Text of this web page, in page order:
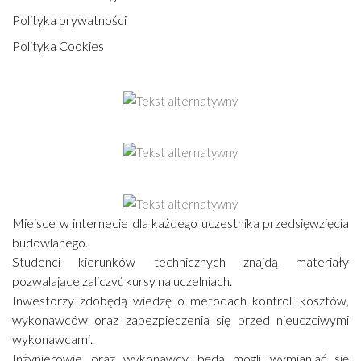
Polityka prywatności
Polityka Cookies
Miejsce w internecie dla każdego uczestnika przedsięwzięcia
budowlanego.
Studenci kierunków technicznych znajdą materiały
pozwalające zaliczyć kursy na uczelniach.
Inwestorzy zdobędą wiedzę o metodach kontroli kosztów,
wykonawców oraz zabezpieczenia się przed nieuczciwymi
wykonawcami.
Inżynierowie oraz wykonawcy będą mogli wymianiać się